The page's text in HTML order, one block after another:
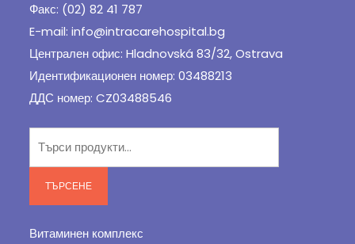
Факс: (02) 82 41 787
E-mail: info@intracarehospital.bg
Централен офис: Hladnovská 83/32, Ostrava
Идентификационен номер: 03488213
ДДС номер: CZ03488546
ТЪРСЕНЕ
Витаминен комплекс